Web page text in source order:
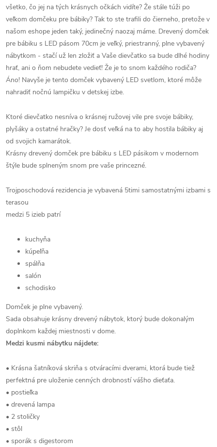
všetko, čo jej na tých krásnych očkách vidíte? Že stále túži po
veľkom domčeku pre bábiky? Tak to ste trafili do čierneho, pretože v
našom eshope jeden taký, jedinečný naozaj máme. Drevený domček
pre bábiku s LED pásom 70cm je veľký, priestranný, plne vybavený
nábytkom - stačí už len zložiť a Vaše dievčatko sa bude dlhé hodiny
hrať, ani o ňom nebudete vedieť! Že je to snom každého rodiča?
Áno! Navyše je tento domček vybavený LED svetlom, ktoré môže
nahradiť nočnú lampičku v detskej izbe.
Ktoré dievčatko nesníva o krásnej ružovej vile pre svoje bábiky,
plyšáky a ostatné hračky? Je dosť veľká na to aby hostila bábiky aj
od svojich kamarátok.
Krásny drevený domček pre bábiku s LED pásikom v modernom
štýle bude splneným snom pre vaše princezné.
Trojposchodová rezidencia je vybavená 5timi samostatnými izbami s
terasou
medzi 5 izieb patrí
kuchyňa
kúpeľňa
spálňa
salón
schodisko
Domček je plne vybavený.
Sada obsahuje krásny drevený nábytok, ktorý bude dokonalým
doplnkom každej miestnosti v dome.
Medzi kusmi nábytku nájdete:
• Krásna šatníková skriňa s otváracími dverami, ktorá bude tiež
perfektná pre uloženie cenných drobností vášho dieťaťa.
• postieľka
• drevená lampa
• 2 stoličky
• stôl
• sporák s digestorom